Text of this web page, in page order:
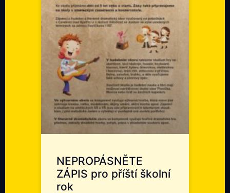
NEPROPÁSNĚTE
ZÁPIS pro příští školní
rok